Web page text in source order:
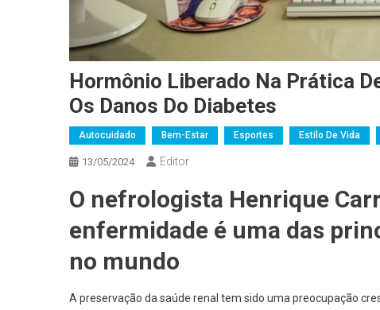
Hormônio Liberado Na Prática
Os Danos Do Diabetes
Autocuidado Bem-Estar Esportes Estilo De Vida
13/05/2024 Editor
O nefrologista Henrique
enfermidade é uma das
no mundo
A preservação da saúde renal tem sido uma preocupação